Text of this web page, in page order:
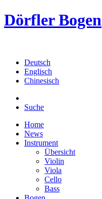
Dörfler Bogen
Deutsch
Englisch
Chinesisch
Suche
Home
News
Instrument
Übersicht
Violin
Viola
Cello
Bass